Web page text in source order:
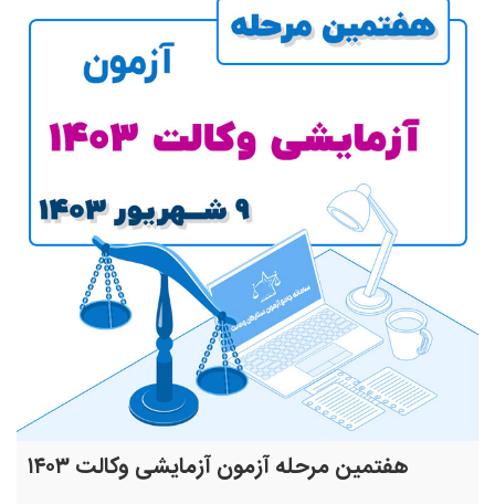
هفتمین مرحله آزمون آزمایشی وکالت ۱۴۰۳